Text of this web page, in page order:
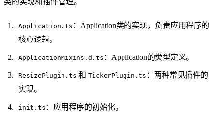
Application.ts ：Application类的实现，负责应用程序的
核心逻辑。
ApplicationMixins.d.ts ：Application的类型定义。
ResizePlugin.ts 和 TickerPlugin.ts ：两种常见插件的
实现。
init.ts ：应用程序的初始化。